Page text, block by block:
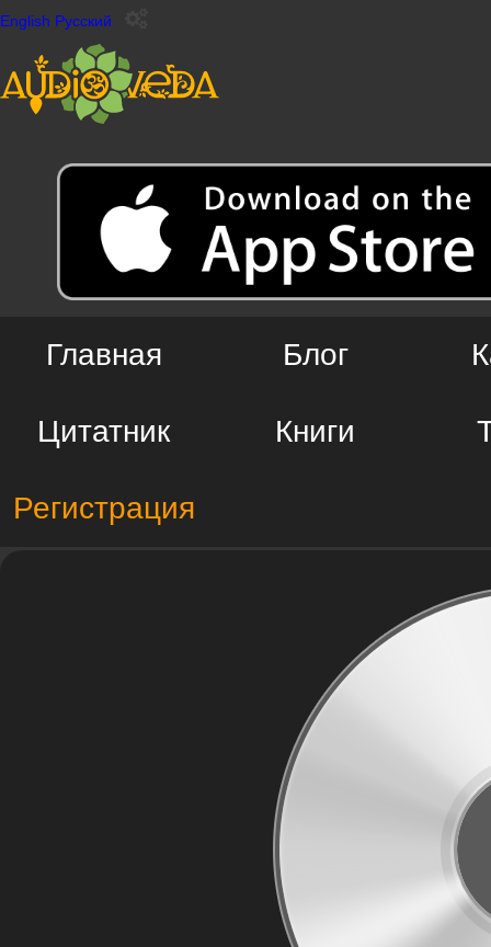
English Русский
Главная Блог
Цитатник Книги
Регистрация